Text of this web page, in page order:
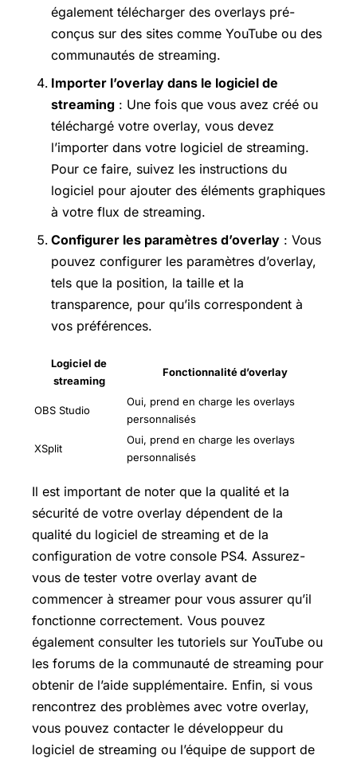
également télécharger des overlays pré-
conçus sur des sites comme YouTube ou des
communautés de streaming.
Importer l’overlay dans le logiciel de
streaming : Une fois que vous avez créé ou
téléchargé votre overlay, vous devez
l’importer dans votre logiciel de streaming.
Pour ce faire, suivez les instructions du
logiciel pour ajouter des éléments graphiques
à votre flux de streaming.
Configurer les paramètres d’overlay : Vous
pouvez configurer les paramètres d’overlay,
tels que la position, la taille et la
transparence, pour qu’ils correspondent à
vos préférences.
Logiciel de
streaming
Fonctionnalité d’overlay
OBS Studio
Oui, prend en charge les overlays
personnalisés
XSplit
Oui, prend en charge les overlays
personnalisés
Il est important de noter que la qualité et la
sécurité de votre overlay dépendent de la
qualité du logiciel de streaming et de la
configuration de votre console PS4. Assurez-
vous de tester votre overlay avant de
commencer à streamer pour vous assurer qu’il
fonctionne correctement. Vous pouvez
également consulter les tutoriels sur YouTube ou
les forums de la communauté de streaming pour
obtenir de l’aide supplémentaire. Enfin, si vous
rencontrez des problèmes avec votre overlay,
vous pouvez contacter le développeur du
logiciel de streaming ou l’équipe de support de